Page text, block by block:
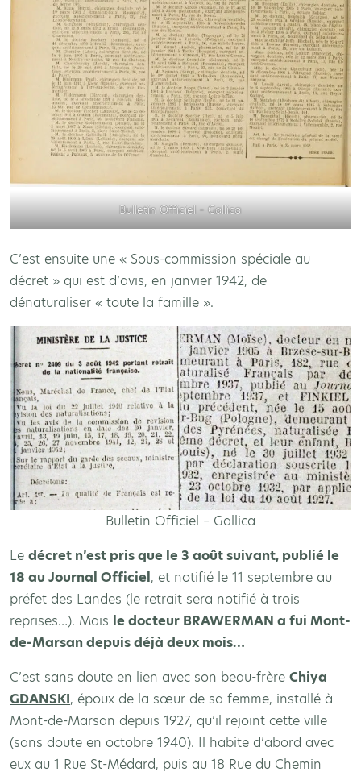
Bulletin Officiel – Gallica
C’est ensuite une « Sous-commission spéciale au
décret » qui est d’avis, en janvier 1942, de
dénaturaliser « toute la famille ».
Bulletin Officiel – Gallica
Le décret n’est pris que le 3 août suivant, publié le
18 au Journal Officiel, et notifié le 11 septembre au
préfet des Landes (le retrait sera notifié à trois
reprises…). Mais le docteur BRAWERMAN a fui Mont-
de-Marsan depuis déjà deux mois…
C’est sans doute en lien avec son beau-frère Chiya
GDANSKI, époux de la sœur de sa femme, installé à
Mont-de-Marsan depuis 1927, qu’il rejoint cette ville
(sans doute en octobre 1940). Il habite d’abord avec
eux au 1 Rue St-Médard, puis au 18 Rue du Chemin